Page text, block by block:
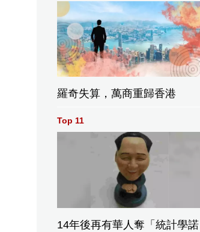
羅奇失算，萬商重歸香港
Top 11
14年後再有華人奪「統計學諾